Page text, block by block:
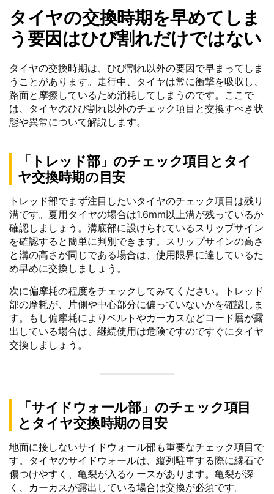
タイヤの交換時期を早めてしま
う要因はひび割れだけではない
タイヤの交換時期は、ひび割れ以外の要因で早まってしま
うことがあります。走行中、タイヤは常に衝撃を吸収し、
路面と摩擦しているため消耗してしまうのです。ここで
は、タイヤのひび割れ以外のチェック項目と交換すべき状
態や異常について解説します。
「トレッド部」のチェック項目とタイ
ヤ交換時期の目安
トレッド部でまず注目したいタイヤのチェック項目は残り
溝です。夏用タイヤの場合は1.6mm以上溝が残っているか
確認しましょう。溝底部に設けられているスリップサイン
を確認すると簡単に判別できます。スリップサインの高さ
と溝の高さが同じである場合は、使用限界に達しているた
め早めに交換しましょう。
次に偏摩耗の程度をチェックしてみてください。トレッド
部の摩耗が、片側や中心部分に偏っていないかを確認しま
す。もし偏摩耗によりベルトやカーカスなどコード層が露
出している場合は、継続使用は危険ですのですぐにタイヤ
交換しましょう。
「サイドウォール部」のチェック項目
とタイヤ交換時期の目安
地面に接しないサイドウォール部も重要なチェック項目で
す。タイヤのサイドウォールは、縦列駐車する際に縁石で
傷つけやすく、亀裂が入るケースがあります。亀裂が深
く、カーカスが露出している場合は交換が必須です。